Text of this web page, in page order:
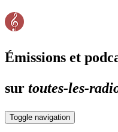
Émissions et
sur toutes-les-
Toggle navigation